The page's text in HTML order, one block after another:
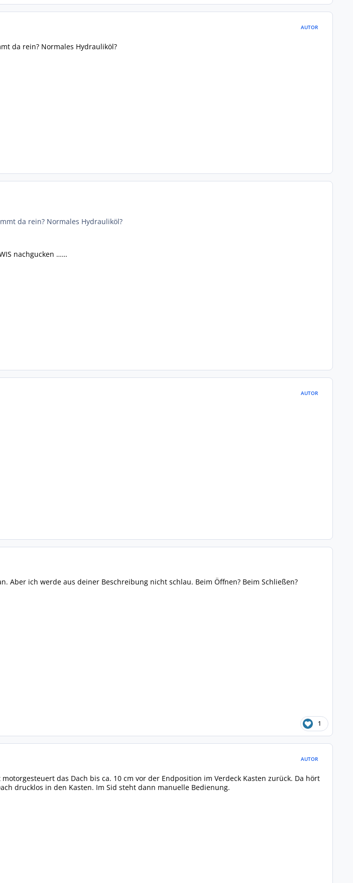
AUTOR
da rein? Normales Hydrauliköl?
da rein? Normales Hydrauliköl?
nachgucken ……
AUTOR
Aber ich werde aus deiner Beschreibung nicht schlau. Beim Öffnen? Beim Schließen?
1
AUTOR
das Dach bis ca. 10 cm vor der Endposition im Verdeck Kasten zurück. Da hört
drucklos in den Kasten. Im Sid steht dann manuelle Bedienung.